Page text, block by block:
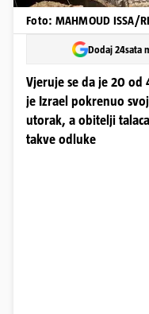
Foto: MAHMOUD ISSA/
Dodaj 24sata
Vjeruje se da je 20 od
je Izrael pokrenuo
utorak, a obitelji
takve odluke